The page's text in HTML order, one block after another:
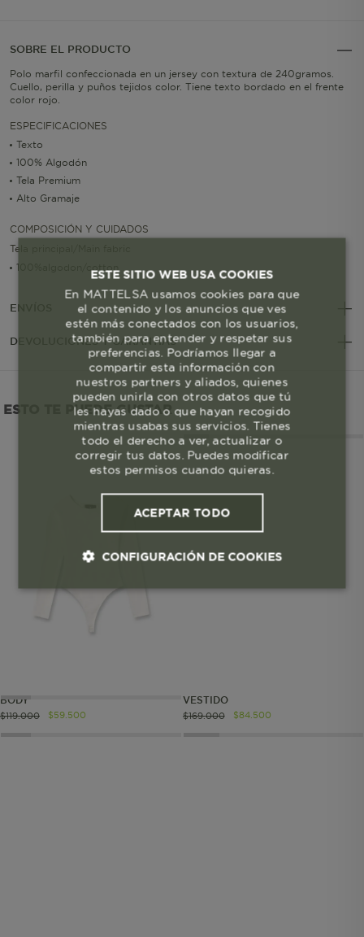
SOBRE EL PRODUCTO
Polo marfil confeccionada en un jersey con textura de 240gramos.
Cuello, perilla y puños tejidos color. Tiene texto bordado en el frente
color rojo.
ESPECIFICACIONES
Texto
100% Algodón
Tela Premium
Alto Gramaje
COMPOSICIÓN Y CUIDADOS
Tela principal/Main fabric
100%algodon/cotton
ENVÍOS
DEVOLUCIONES Y GARANTÍAS
ESTO TE PUEDE GUSTAR
BODY
$119.000 $59 500
VESTIDO
$169.000 $84. 500
ESTE SITIO WEB USA COOKIES
En MATTELSA usamos cookies para que
el contenido y los anuncios que ves
estén más conectados con los usuarios,
también para entender y respetar sus
preferencias. Podríamos llegar a
compartir esta información con
nuestros partners y aliados, quienes
pueden unirla con otros datos que tú
les hayas dado o que hayan recogido
mientras usabas sus servicios. Tienes
todo el derecho a ver, actualizar o
corregir tus datos. Puedes modificar
estos permisos cuando quieras.
ACEPTAR TODO
CONFIGURACIÓN DE COOKIES
Cookies esenciales y necesarias
Cookies de segmentación (las de